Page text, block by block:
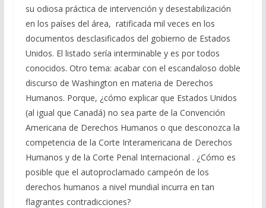
su odiosa práctica de intervención y desestabilización
en los países del área, ratificada mil veces en los
documentos desclasificados del gobierno de Estados
Unidos. El listado sería interminable y es por todos
conocidos. Otro tema: acabar con el escandaloso doble
discurso de Washington en materia de Derechos
Humanos. Porque, ¿cómo explicar que Estados Unidos
(al igual que Canadá) no sea parte de la Convención
Americana de Derechos Humanos o que desconozca la
competencia de la Corte Interamericana de Derechos
Humanos y de la Corte Penal Internacional . ¿Cómo es
posible que el autoproclamado campeón de los
derechos humanos a nivel mundial incurra en tan
flagrantes contradicciones?